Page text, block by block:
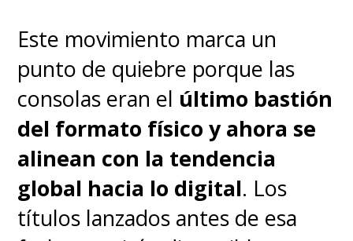
Este movimiento marca un
punto de quiebre porque las
consolas eran el último bastión
del formato físico y ahora se
alinean con la tendencia
global hacia lo digital. Los
títulos lanzados antes de esa